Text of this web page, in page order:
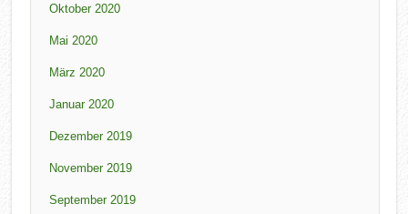
Oktober 2020
Mai 2020
März 2020
Januar 2020
Dezember 2019
November 2019
September 2019